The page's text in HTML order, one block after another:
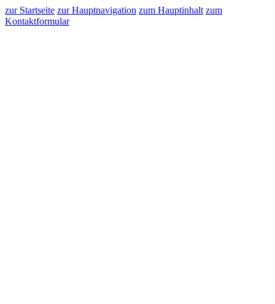
zur Startseite zur Hauptnavigation zum Hauptinhalt zum
Kontaktformular